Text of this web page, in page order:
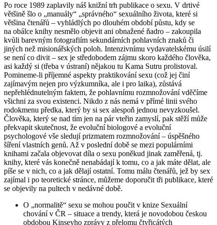
Po roce 1989 zaplavily náš knižní trh publikace o sexu. V drtivé
většině šlo o „manuály“ „správného“ sexuálního života, které si
většina čtenářů – vyhládlých po dlouhém období půstu, kdy se
na obálce knihy nesmělo objevit ani obnažené ňadro – zakoupila
kvůli barevným fotografiím sekundárních pohlavních znaků či
jiných než misionářských poloh. Intenzivnímu vydavatelskému úsilí
se není co divit – sex je středobodem zájmu skoro každého člověka,
asi každý si (třeba v ústraní) nějakou tu Kama Sutru prolistoval.
Pomineme-li příjemné aspekty praktikování sexu (což jej činí
zajímavým nejen pro výzkumníka, ale i pro laika), zůstává
nepřehlédnutelným faktem, že pohlavnímu rozmnožování vděčíme
všichni za svou existenci. Nikdo z nás nemá v přímé linii svého
rodokmenu předka, který by si sex alespoň jednou nevyzkoušel.
Člověka, který se nad tím jen na pár vteřin zamyslí, pak stěží může
překvapit skutečnost, že evoluční biologové a evoluční
psychologové vše sledují prizmatem rozmnožování – úspěšného
šíření vlastních genů. Až v poslední době se mezi populárními
knihami začala objevovat díla o sexu poněkud jinak zaměřená, tj.
knihy, které vás konečně nenabádají k tomu, co a jak máte dělat, ale
píše se v nich, co a jak dělají ostatní. Tomu málu čtenářů, jež by sex
zajímal i po teoretické stránce, můžeme doporučit tři publikace, které
se objevily na pultech v nedávné době.
O „normalitě“ sexu se mohou poučit v knize Sexuální
chování v ČR – situace a trendy, která je novodobou českou
obdobou Kinseyho zprávy z přelomu čtyřicátých